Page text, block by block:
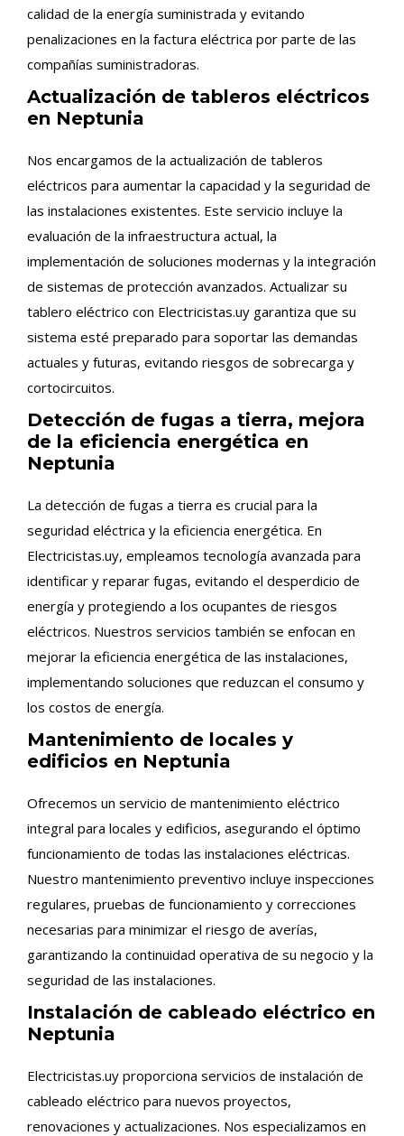
calidad de la energía suministrada y evitando
penalizaciones en la factura eléctrica por parte de las
compañías suministradoras.
Actualización de tableros eléctricos
en Neptunia
Nos encargamos de la actualización de tableros
eléctricos para aumentar la capacidad y la seguridad de
las instalaciones existentes. Este servicio incluye la
evaluación de la infraestructura actual, la
implementación de soluciones modernas y la integración
de sistemas de protección avanzados. Actualizar su
tablero eléctrico con Electricistas.uy garantiza que su
sistema esté preparado para soportar las demandas
actuales y futuras, evitando riesgos de sobrecarga y
cortocircuitos.
Detección de fugas a tierra, mejora
de la eficiencia energética en
Neptunia
La detección de fugas a tierra es crucial para la
seguridad eléctrica y la eficiencia energética. En
Electricistas.uy, empleamos tecnología avanzada para
identificar y reparar fugas, evitando el desperdicio de
energía y protegiendo a los ocupantes de riesgos
eléctricos. Nuestros servicios también se enfocan en
mejorar la eficiencia energética de las instalaciones,
implementando soluciones que reduzcan el consumo y
los costos de energía.
Mantenimiento de locales y
edificios en Neptunia
Ofrecemos un servicio de mantenimiento eléctrico
integral para locales y edificios, asegurando el óptimo
funcionamiento de todas las instalaciones eléctricas.
Nuestro mantenimiento preventivo incluye inspecciones
regulares, pruebas de funcionamiento y correcciones
necesarias para minimizar el riesgo de averías,
garantizando la continuidad operativa de su negocio y la
seguridad de las instalaciones.
Instalación de cableado eléctrico en
Neptunia
Electricistas.uy proporciona servicios de instalación de
cableado eléctrico para nuevos proyectos,
renovaciones y actualizaciones. Nos especializamos en